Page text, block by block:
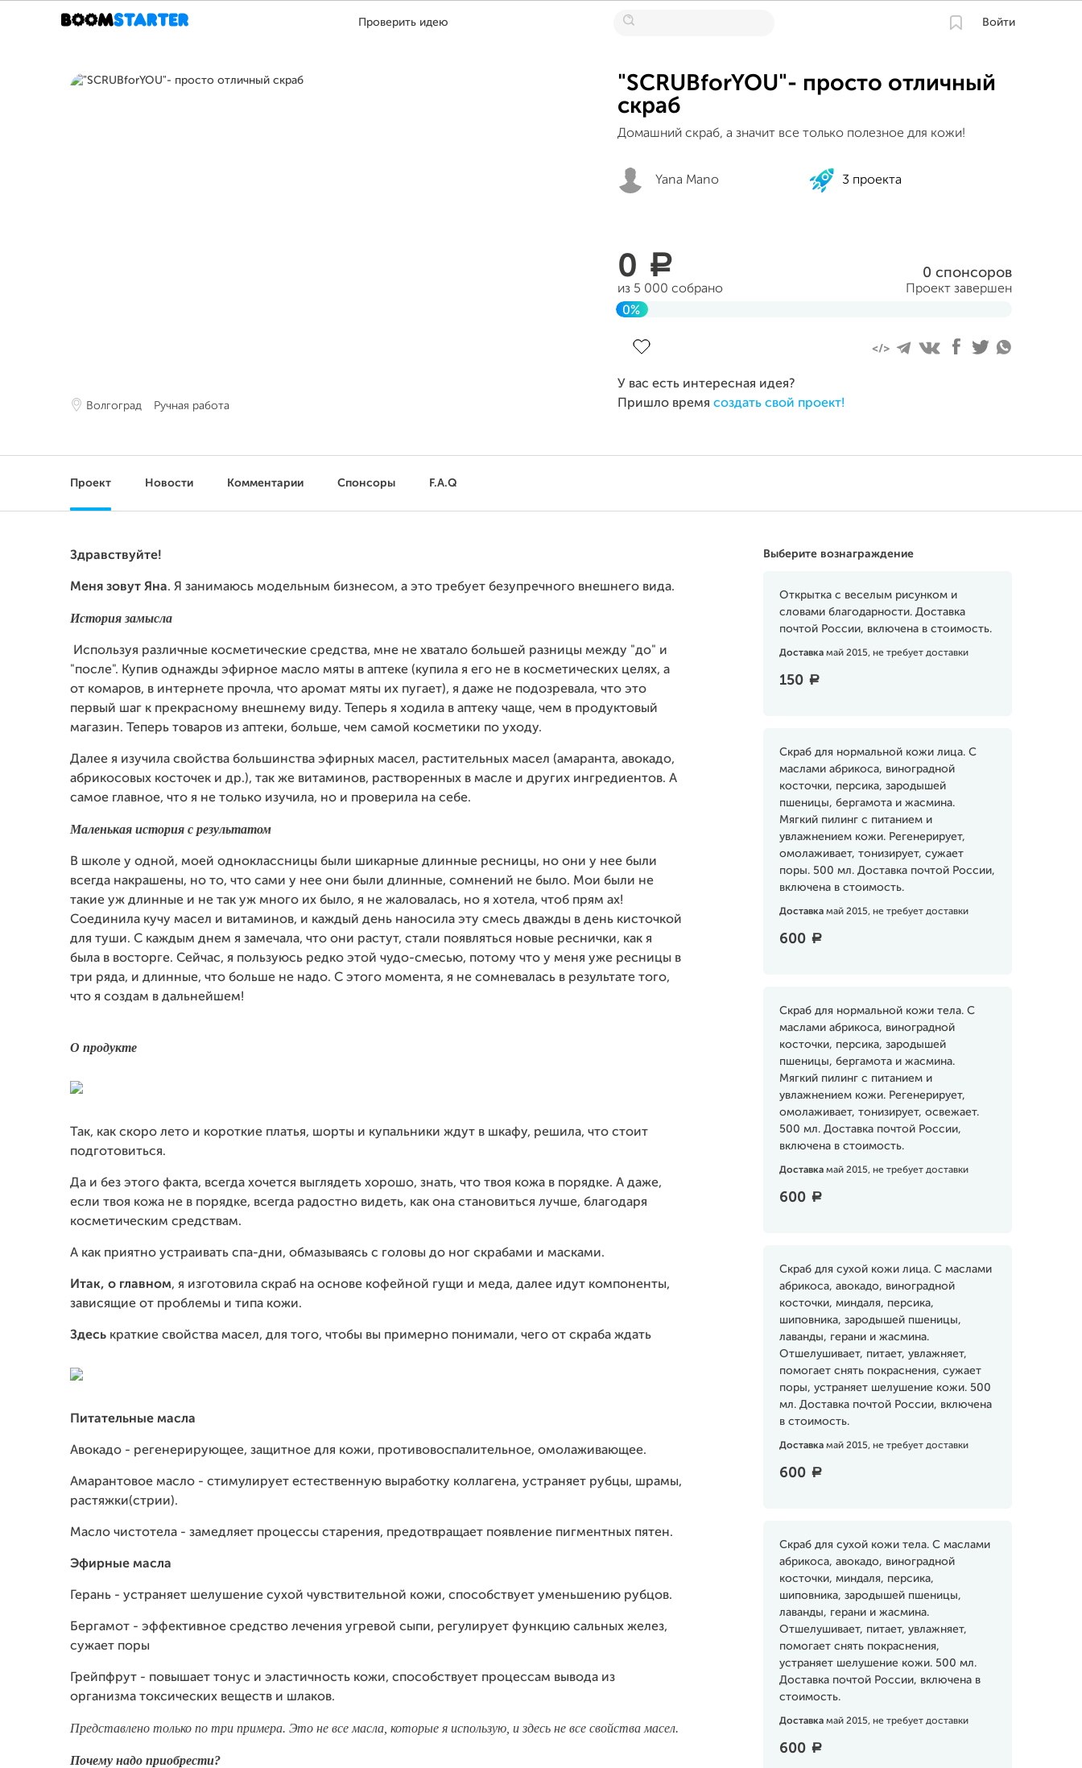
Проверить идею Войти
Волгоград Ручная работа
"SCRUBforYOU"- просто отличный
скраб
Домашний скраб, а значит все только полезное для кожи!
Yana Mano 3 проекта
0 a
из 5 000 собрано
0 спонсоров
Проект завершен
0%
У вас есть интересная идея?
Пришло время создать свой проект!
Проект Новости Комментарии Спонсоры F.A.Q
Выберите вознаграждение
Открытка с веселым рисунком и
словами благодарности. Доставка
почтой России, включена в стоимость.
Доставка май 2015, не требует доставки
150 a
Скраб для нормальной кожи лица. С
маслами абрикоса, виноградной
косточки, персика, зародышей
пшеницы, бергамота и жасмина.
Мягкий пилинг с питанием и
увлажнением кожи. Регенерирует,
омолаживает, тонизирует, сужает
поры. 500 мл. Доставка почтой России,
включена в стоимость.
Доставка май 2015, не требует доставки
600 a
Скраб для нормальной кожи тела. С
маслами абрикоса, виноградной
косточки, персика, зародышей
пшеницы, бергамота и жасмина.
Мягкий пилинг с питанием и
увлажнением кожи. Регенерирует,
омолаживает, тонизирует, освежает.
500 мл. Доставка почтой России,
включена в стоимость.
Доставка май 2015, не требует доставки
600 a
Скраб для сухой кожи лица. С маслами
абрикоса, авокадо, виноградной
косточки, миндаля, персика,
шиповника, зародышей пшеницы,
лаванды, герани и жасмина.
Отшелушивает, питает, увлажняет,
помогает снять покраснения, сужает
поры, устраняет шелушение кожи. 500
мл. Доставка почтой России, включена
в стоимость.
Доставка май 2015, не требует доставки
600 a
Скраб для сухой кожи тела. С маслами
абрикоса, авокадо, виноградной
косточки, миндаля, персика,
шиповника, зародышей пшеницы,
лаванды, герани и жасмина.
Отшелушивает, питает, увлажняет,
помогает снять покраснения,
устраняет шелушение кожи. 500 мл.
Доставка почтой России, включена в
стоимость.
Доставка май 2015, не требует доставки
600 a
Здравствуйте!
Меня зовут Яна. Я занимаюсь модельным бизнесом, а это требует безупречного внешнего вида.
История замысла
Используя различные косметические средства, мне не хватало большей разницы между "до" и
"после". Купив однажды эфирное масло мяты в аптеке (купила я его не в косметических целях, а
от комаров, в интернете прочла, что аромат мяты их пугает), я даже не подозревала, что это
первый шаг к прекрасному внешнему виду. Теперь я ходила в аптеку чаще, чем в продуктовый
магазин. Теперь товаров из аптеки, больше, чем самой косметики по уходу.
Далее я изучила свойства большинства эфирных масел, растительных масел (амаранта, авокадо,
абрикосовых косточек и др.), так же витаминов, растворенных в масле и других ингредиентов. А
самое главное, что я не только изучила, но и проверила на себе.
Маленькая история с результатом
В школе у одной, моей одноклассницы были шикарные длинные ресницы, но они у нее были
всегда накрашены, но то, что сами у нее они были длинные, сомнений не было. Мои были не
такие уж длинные и не так уж много их было, я не жаловалась, но я хотела, чтоб прям ах!
Соединила кучу масел и витаминов, и каждый день наносила эту смесь дважды в день кисточкой
для туши. С каждым днем я замечала, что они растут, стали появляться новые реснички, как я
была в восторге. Сейчас, я пользуюсь редко этой чудо-смесью, потому что у меня уже ресницы в
три ряда, и длинные, что больше не надо. С этого момента, я не сомневалась в результате того,
что я создам в дальнейшем!
О продукте
Так, как скоро лето и короткие платья, шорты и купальники ждут в шкафу, решила, что стоит
подготовиться.
Да и без этого факта, всегда хочется выглядеть хорошо, знать, что твоя кожа в порядке. А даже,
если твоя кожа не в порядке, всегда радостно видеть, как она становиться лучше, благодаря
косметическим средствам.
А как приятно устраивать спа-дни, обмазываясь с головы до ног скрабами и масками.
Итак, о главном, я изготовила скраб на основе кофейной гущи и меда, далее идут компоненты,
зависящие от проблемы и типа кожи.
Здесь краткие свойства масел, для того, чтобы вы примерно понимали, чего от скраба ждать
Питательные масла
Авокадо - регенерирующее, защитное для кожи, противовоспалительное, омолаживающее.
Амарантовое масло - стимулирует естественную выработку коллагена, устраняет рубцы, шрамы,
растяжки(стрии).
Масло чистотела - замедляет процессы старения, предотвращает появление пигментных пятен.
Эфирные масла
Герань - устраняет шелушение сухой чувствительной кожи, способствует уменьшению рубцов.
Бергамот - эффективное средство лечения угревой сыпи, регулирует функцию сальных желез,
сужает поры
Грейпфрут - повышает тонус и эластичность кожи, способствует процессам вывода из
организма токсических веществ и шлаков.
Представлено только по три примера. Это не все масла, которые я использую, и здесь не все свойства масел.
Почему надо приобрести?